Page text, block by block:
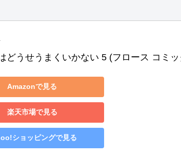
どうせうまくいかない 5 (フロース コミッ
Amazonで見る
楽天市場で見る
ショッピングで見る